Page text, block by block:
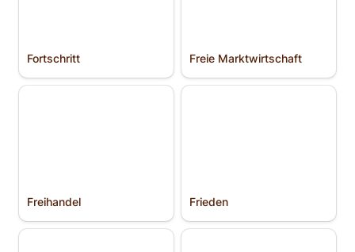
Fortschritt Freie Marktwirtschaft
Freihandel
Freihandel
Frieden
Frieden
Friedman, Milton Genossenschafts­wesen